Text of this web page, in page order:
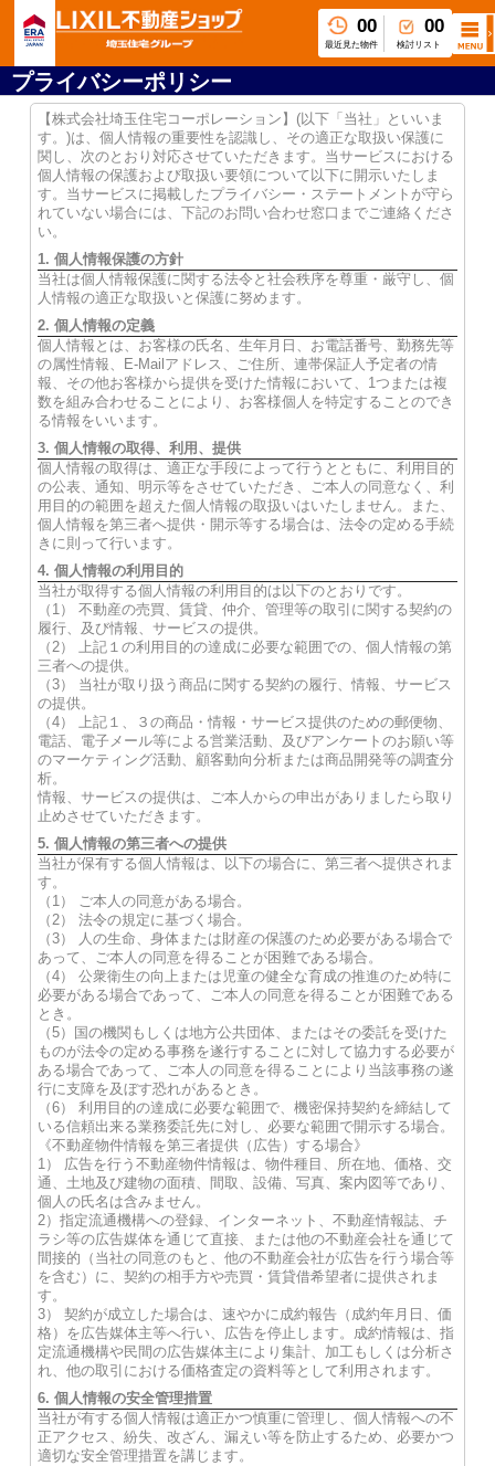
00
最近見た物件
00
検討リスト
プライバシーポリシー
【株式会社埼玉住宅コーポレーション】(以下「当社」といいま
す。)は、個人情報の重要性を認識し、その適正な取扱い保護に
関し、次のとおり対応させていただきます。当サービスにおける
個人情報の保護および取扱い要領について以下に開示いたしま
す。当サービスに掲載したプライバシー・ステートメントが守ら
れていない場合には、下記のお問い合わせ窓口までご連絡くださ
い。
1. 個人情報保護の方針
当社は個人情報保護に関する法令と社会秩序を尊重・厳守し、個
人情報の適正な取扱いと保護に努めます。
2. 個人情報の定義
個人情報とは、お客様の氏名、生年月日、お電話番号、勤務先等
の属性情報、E-Mailアドレス、ご住所、連帯保証人予定者の情
報、その他お客様から提供を受けた情報において、1つまたは複
数を組み合わせることにより、お客様個人を特定することのでき
る情報をいいます。
3. 個人情報の取得、利用、提供
個人情報の取得は、適正な手段によって行うとともに、利用目的
の公表、通知、明示等をさせていただき、ご本人の同意なく、利
用目的の範囲を超えた個人情報の取扱いはいたしません。また、
個人情報を第三者へ提供・開示等する場合は、法令の定める手続
きに則って行います。
4. 個人情報の利用目的
当社が取得する個人情報の利用目的は以下のとおりです。
（1） 不動産の売買、賃貸、仲介、管理等の取引に関する契約の
履行、及び情報、サービスの提供。
（2） 上記１の利用目的の達成に必要な範囲での、個人情報の第
三者への提供。
（3） 当社が取り扱う商品に関する契約の履行、情報、サービス
の提供。
（4） 上記１、３の商品・情報・サービス提供のための郵便物、
電話、電子メール等による営業活動、及びアンケートのお願い等
のマーケティング活動、顧客動向分析または商品開発等の調査分
析。
情報、サービスの提供は、ご本人からの申出がありましたら取り
止めさせていただきます。
5. 個人情報の第三者への提供
当社が保有する個人情報は、以下の場合に、第三者へ提供されま
す。
（1） ご本人の同意がある場合。
（2） 法令の規定に基づく場合。
（3） 人の生命、身体または財産の保護のため必要がある場合で
あって、ご本人の同意を得ることが困難である場合。
（4） 公衆衛生の向上または児童の健全な育成の推進のため特に
必要がある場合であって、ご本人の同意を得ることが困難である
とき。
（5）国の機関もしくは地方公共団体、またはその委託を受けた
ものが法令の定める事務を遂行することに対して協力する必要が
ある場合であって、ご本人の同意を得ることにより当該事務の遂
行に支障を及ぼす恐れがあるとき。
（6） 利用目的の達成に必要な範囲で、機密保持契約を締結して
いる信頼出来る業務委託先に対し、必要な範囲で開示する場合。
《不動産物件情報を第三者提供（広告）する場合》
1） 広告を行う不動産物件情報は、物件種目、所在地、価格、交
通、土地及び建物の面積、間取、設備、写真、案内図等であり、
個人の氏名は含みません。
2）指定流通機構への登録、インターネット、不動産情報誌、チ
ラシ等の広告媒体を通じて直接、または他の不動産会社を通じて
間接的（当社の同意のもと、他の不動産会社が広告を行う場合等
を含む）に、契約の相手方や売買・賃貸借希望者に提供されま
す。
3） 契約が成立した場合は、速やかに成約報告（成約年月日、価
格）を広告媒体主等へ行い、広告を停止します。成約情報は、指
定流通機構や民間の広告媒体主により集計、加工もしくは分析さ
れ、他の取引における価格査定の資料等として利用されます。
6. 個人情報の安全管理措置
当社が有する個人情報は適正かつ慎重に管理し、個人情報への不
正アクセス、紛失、改ざん、漏えい等を防止するため、必要かつ
適切な安全管理措置を講じます。